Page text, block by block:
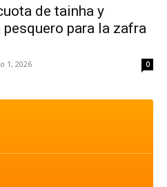
de tainha y
para la zafra
1, 2026 0